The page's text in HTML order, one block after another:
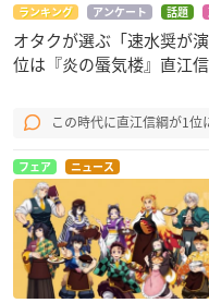
ランキング アンケート 話題
オタクが選ぶ「速水奨が
位は『炎の蜃気楼』直江信
この時代に直江信綱が1
フェア ニュース